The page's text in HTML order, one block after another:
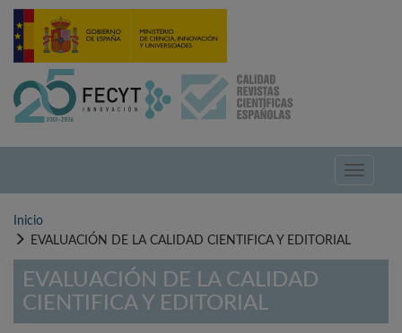
Pasar
contenido
Toggle
Inicio
EVALUACIÓN DE LA CALIDAD CIENTIFICA Y EDITORIAL
EVALUACIÓN DE LA CALIDAD
CIENTIFICA Y EDITORIAL